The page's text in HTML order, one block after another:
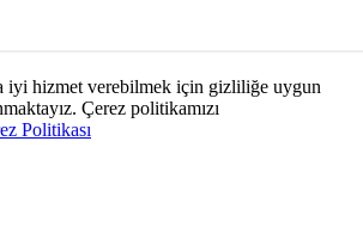
iyi hizmet verebilmek için gizliliğe uygun
Çerez politikamızı
Politikası